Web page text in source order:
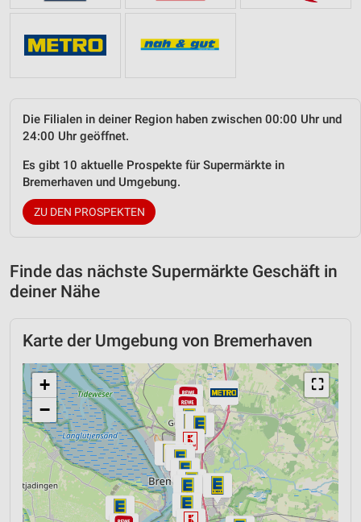
Die Filialen in deiner Region haben zwischen 00:00 Uhr und
24:00 Uhr geöffnet.
Es gibt 10 aktuelle Prospekte für Supermärkte in
Bremerhaven und Umgebung.
ZU DEN PROSPEKTEN
Finde das nächste Supermärkte Geschäft in
deiner Nähe
Karte der Umgebung von Bremerhaven
⛶
+
−